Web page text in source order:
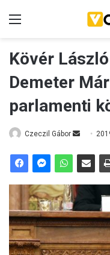
Kövér
Demeter
parlamenti
Czeczil Gábor
n
e
a